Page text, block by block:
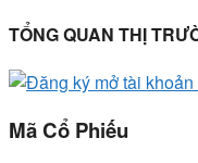
TỔNG QUAN THỊ
Mã Cổ Phiếu